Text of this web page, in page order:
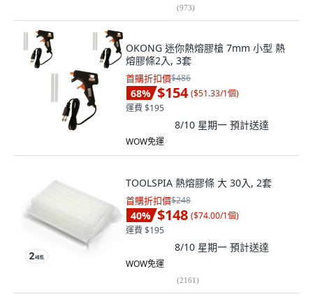
(973)
OKONG 迷你熱熔膠槍 7mm 小型 熱
熔膠條2入, 3套
首購折扣價$486
68% $154 ($51.33/1個)
運費 $195
8/10 星期一 預計送達
WOW免運
TOOLSPIA 熱熔膠條 大 30入, 2套
首購折扣價$248
40% $148 ($74.00/1個)
運費 $195
8/10 星期一 預計送達
WOW免運
(2161)